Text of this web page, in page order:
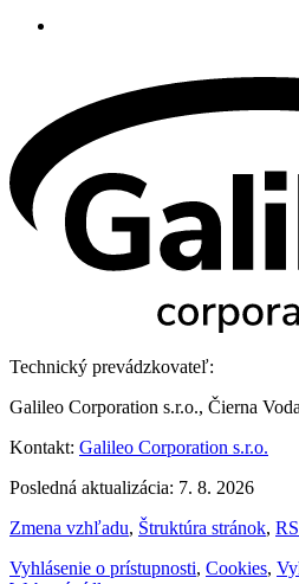
Technický prevádzkovateľ:
Galileo Corporation s.r.o., Čierna
Kontakt: Galileo Corporation s.r.o.
Posledná aktualizácia: 7. 8. 2026
Zmena vzhľadu, Štruktúra stránok,
Vyhlásenie o prístupnosti, Cookies,